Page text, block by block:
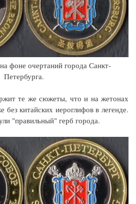
фоне очертаний города Санкт-
Петербурга.
те же сюжеты, что и на жетонах
без китайских иероглифов в легенде.
"правильный" герб города.